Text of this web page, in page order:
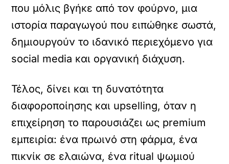
που μόλις βγήκε από τον φούρνο, μια
ιστορία παραγωγού που ειπώθηκε σωστά,
δημιουργούν το ιδανικό περιεχόμενο για
social media και οργανική διάχυση.
Τέλος, δίνει και τη δυνατότητα
διαφοροποίησης και upselling, όταν η
επιχείρηση το παρουσιάζει ως premium
εμπειρία: ένα πρωινό στη φάρμα, ένα
πικνίκ σε ελαιώνα, ένα ritual ψωμιού